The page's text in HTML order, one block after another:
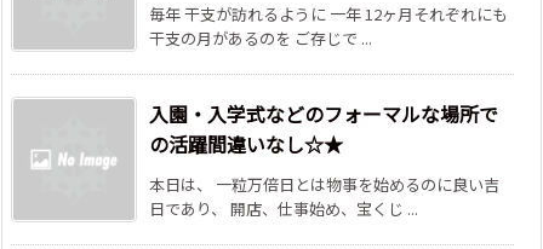
毎年 干支が訪れるように 一年 12ヶ月それぞれにも
干支の月があるのを ご存じで ...
入園・入学式などのフォーマルな場所で
の活躍間違いなし☆★
本日は、 一粒万倍日とは物事を始めるのに良い吉
日であり、 開店、仕事始め、宝くじ ...